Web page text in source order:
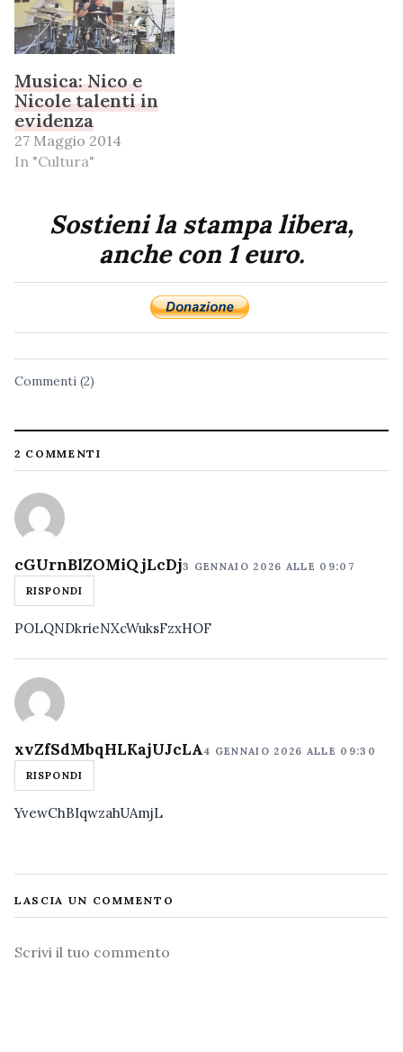
Musica: Nico e
Nicole talenti in
evidenza
27 Maggio 2014
In "Cultura"
Sostieni la stampa libera,
anche con 1 euro.
Commenti (2)
2 COMMENTI
cGUrnBlZOMiQjLcDj3 GENNAIO 2026 ALLE 09:07
RISPONDI
POLQNDkrieNXcWuksFzxHOF
xvZfSdMbqHLKajUJcLA4 GENNAIO 2026 ALLE 09:30
RISPONDI
YvewChBIqwzahUAmjL
LASCIA UN COMMENTO
Commento